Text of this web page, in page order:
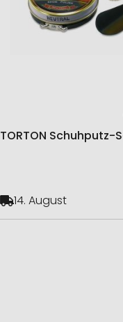
TORTON Schuhputz-
14. August